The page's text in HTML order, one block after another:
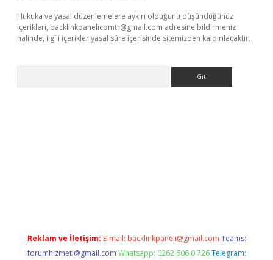
Hukuka ve yasal düzenlemelere aykırı olduğunu düşündüğünüz
içerikleri, backlinkpanelicomtr@gmail.com adresine bildirmeniz
halinde, ilgili içerikler yasal süre içerisinde sitemizden kaldırılacaktır.
Reklam ve İletişim: E-mail: backlinkpaneli@gmail.com Teams:
forumhizmeti@gmail.com Whatsapp: 0262 606 0 726 Telegram: